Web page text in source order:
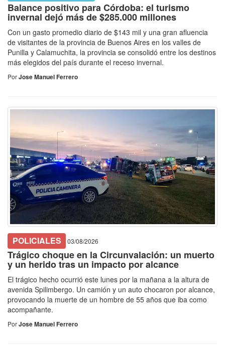
Balance positivo para Córdoba: el turismo
invernal dejó más de $285.000 millones
Con un gasto promedio diario de $143 mil y una gran afluencia
de visitantes de la provincia de Buenos Aires en los valles de
Punilla y Calamuchita, la provincia se consolidó entre los destinos
más elegidos del país durante el receso invernal.
PorJose Manuel Ferrero
POLICIALES 03/08/2026
Trágico choque en la Circunvalación: un muerto
y un herido tras un impacto por alcance
El trágico hecho ocurrió este lunes por la mañana a la altura de
avenida Spilimbergo. Un camión y un auto chocaron por alcance,
provocando la muerte de un hombre de 55 años que iba como
acompañante.
PorJose Manuel Ferrero